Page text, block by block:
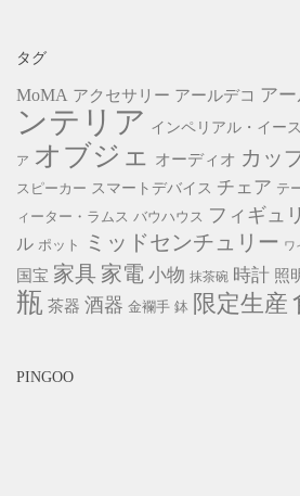
タグ
MoMA アクセサリー アールデコ ア
ンテリア インペリアル・イー
ア オブジェ オーディオ カッ
スピーカー スマートデバイス チェア テ
ィーター・ラムス バウハウス フィギュ
ル ポット ミッドセンチュリー ワ
国宝 家具 家電 小物 抹茶碗 時計 照
瓶 茶器 酒器 金襴手 鉢 限定生産
PINGOO